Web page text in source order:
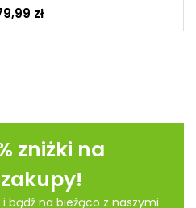
zł
zniżki na
bądź na bieżąco z naszymi